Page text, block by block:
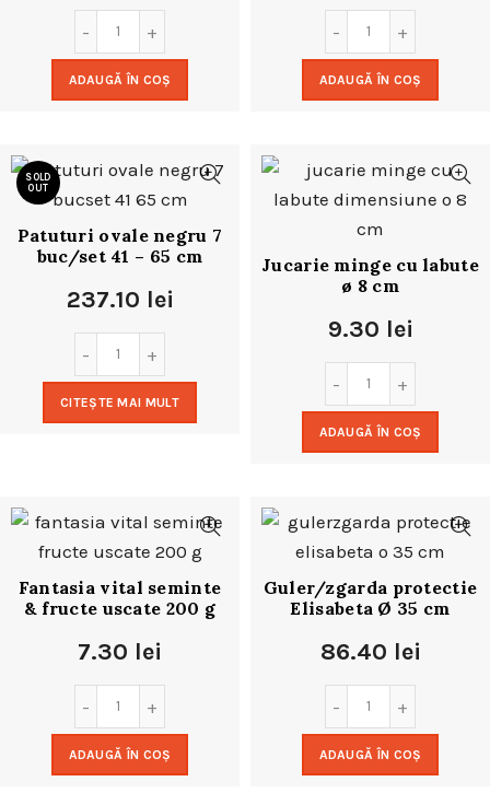
ADAUGĂ ÎN COȘ ADAUGĂ ÎN COȘ
SOLD
OUT
Patuturi ovale negru 7
buc/set 41 – 65 cm
237.10 lei
CITEȘTE MAI MULT
Jucarie minge cu labute
ø 8 cm
9.30 lei
ADAUGĂ ÎN COȘ
Fantasia vital seminte
& fructe uscate 200 g
7.30 lei
ADAUGĂ ÎN COȘ
Guler/zgarda protectie
Elisabeta Ø 35 cm
86.40 lei
ADAUGĂ ÎN COȘ